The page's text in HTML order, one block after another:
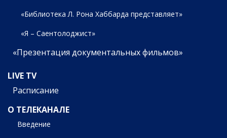
«Библиотека Л. Рона Хаббарда представляет»
«Я – Саентолоджист»
«Презентация документальных фильмов»
LIVE TV
Расписание
О ТЕЛЕКАНАЛЕ
Введение